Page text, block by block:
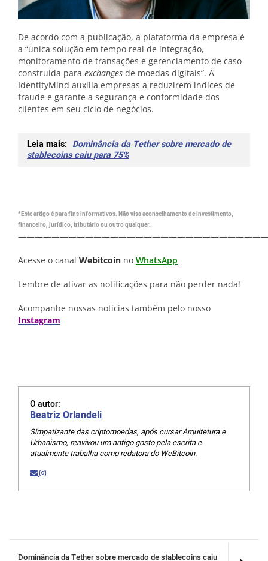
De acordo com a publicação, a plataforma da empresa é
a “única solução em tempo real de integração,
monitoramento de transações e gerenciamento de caso
construída para exchanges de moedas digitais”. A
IdentityMind auxilia empresas a reduzirem índices de
fraude e garante a segurança e conformidade dos
clientes em seu ciclo de negócios.
Leia mais: Dominância da Tether sobre mercado de
stablecoins caiu para 75%
*Este artigo é para fins informativos. Não visa aconselhamento de investimento,
financeiro, jurídico, tributário ou outro qualquer.
Acesse o canal Webitcoin no WhatsApp
Lembre de ativar as notificações para não perder nada!
Acompanhe nossas notícias também pelo nosso
Instagram
O autor:
Beatriz Orlandeli
Simpatizante das criptomoedas, após cursar Arquitetura e
Urbanismo, reavivou um antigo gosto pela escrita e
atualmente trabalha como redatora do WeBitcoin.
Dominância da Tether sobre mercado de stablecoins caiu